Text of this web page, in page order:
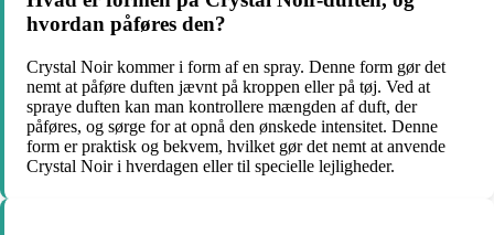
hvordan påføres den?
Crystal Noir kommer i form af en spray. Denne form gør det
nemt at påføre duften jævnt på kroppen eller på tøj. Ved at
spraye duften kan man kontrollere mængden af duft, der
påføres, og sørge for at opnå den ønskede intensitet. Denne
form er praktisk og bekvem, hvilket gør det nemt at anvende
Crystal Noir i hverdagen eller til specielle lejligheder.